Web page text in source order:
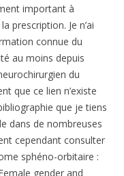
important à
prescription. Je n’ai
connue du
au moins depuis
du
que ce lien n’existe
que je tiens
dans de nombreuses
cependant consulter
sphéno-orbitaire :
gender and